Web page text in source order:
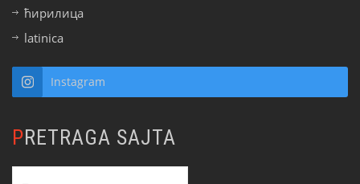
ћирилица
latinica
Instagram
PRETRAGA SAJTA